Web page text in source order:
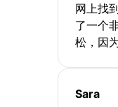
网上找
了一个
松，因
Sara